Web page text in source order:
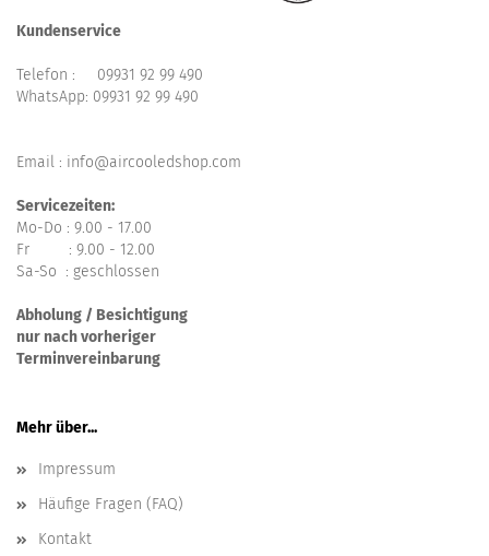
Kundenservice
Telefon : 09931 92 99 490
WhatsApp: 09931 92 99 490
Email : info@aircooledshop.com
Servicezeiten:
Mo-Do : 9.00 - 17.00
Fr : 9.00 - 12.00
Sa-So : geschlossen
Abholung / Besichtigung
nur nach vorheriger
Terminvereinbarung
Mehr über...
Impressum
Häufige Fragen (FAQ)
Kontakt